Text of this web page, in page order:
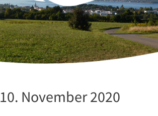
10. November 2020